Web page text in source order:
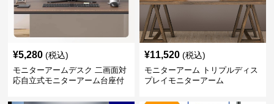
¥5,280 (税込)
モニターアームデスク 二画面対
応自立式モニターアーム台座付
¥11,520 (税込)
モニターアーム トリプルディス
プレイモニターアーム